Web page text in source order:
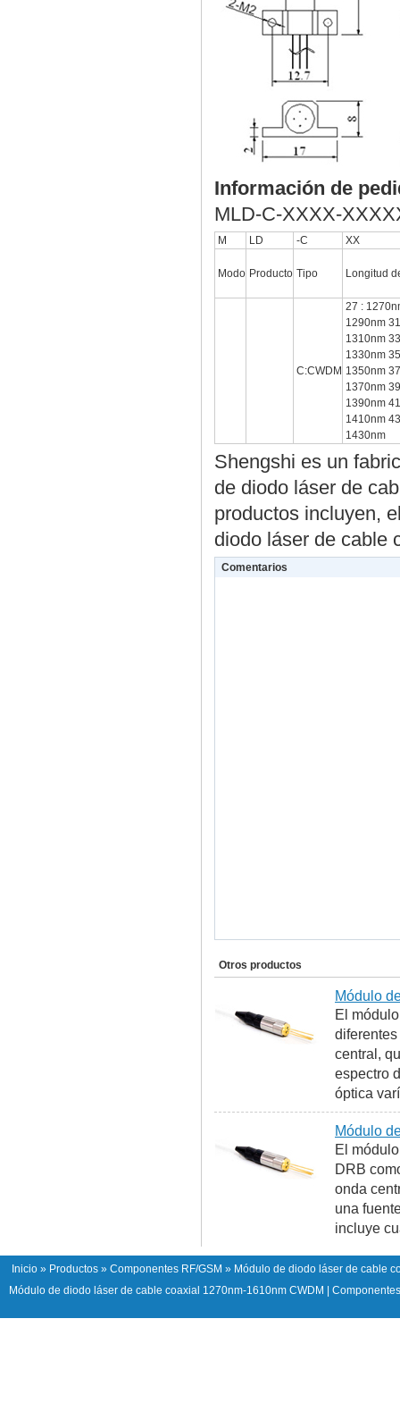
Información de
MLD-C-XXXX-
M LD -C XX
Modo Producto Tipo Longitud
C:CWDM
27 :
1290nm
1310nm
1330nm
1350nm
1370nm
1390nm
1410nm
1430nm
Shengshi es un
de diodo láser de
productos incluyen,
diodo láser de cable
Comentarios
Otros productos
Módulo
El
central,
espectro
óptica
Módulo
El
DRB
onda
una
incluye
Inicio » Productos » Componentes RF/GSM » Módulo de diodo láser de cable
Módulo de diodo láser de cable coaxial 1270nm-1610nm CWDM